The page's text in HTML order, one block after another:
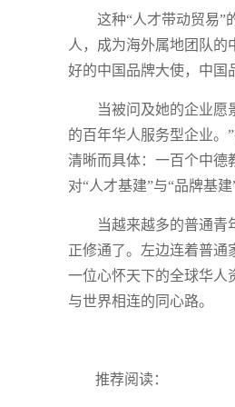
这种“人才带动贸易”
人，成为海外属地团队
好的中国品牌大使，中国
当被问及她的企业愿
的百年华人服务型企业。
清晰而具体：一百个中
对“人才基建”与“品牌基建
当越来越多的普通青
正修通了。左边连着普通
一位心怀天下的全球华人
与世界相连的同心路。
推荐阅读：